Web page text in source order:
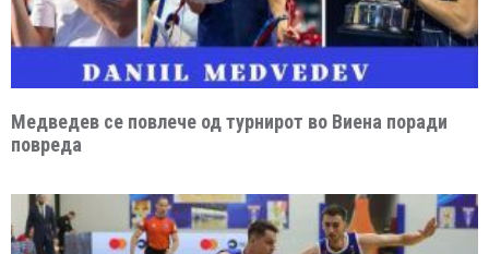
Медведев се повлече од турнирот во Виена поради
повреда